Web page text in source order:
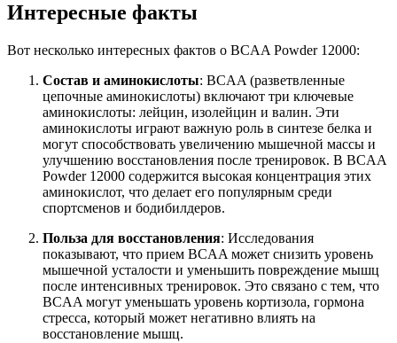
Интересные факты
Вот несколько интересных фактов о BCAA Powder 12000:
Состав и аминокислоты: BCAA (разветвленные
цепочные аминокислоты) включают три ключевые
аминокислоты: лейцин, изолейцин и валин. Эти
аминокислоты играют важную роль в синтезе белка и
могут способствовать увеличению мышечной массы и
улучшению восстановления после тренировок. В BCAA
Powder 12000 содержится высокая концентрация этих
аминокислот, что делает его популярным среди
спортсменов и бодибилдеров.
Польза для восстановления: Исследования
показывают, что прием BCAA может снизить уровень
мышечной усталости и уменьшить повреждение мышц
после интенсивных тренировок. Это связано с тем, что
BCAA могут уменьшать уровень кортизола, гормона
стресса, который может негативно влиять на
восстановление мышц.